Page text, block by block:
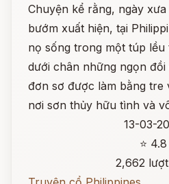
Chuyện kể rằng, ngày
bướm xuất hiện, tại
nọ sống trong một túp lều
dưới chân những ngọn
đơn sơ được làm bằng tre
nơi sơn thủy hữu tình và
13-03-
⭐ 4.8
2,662